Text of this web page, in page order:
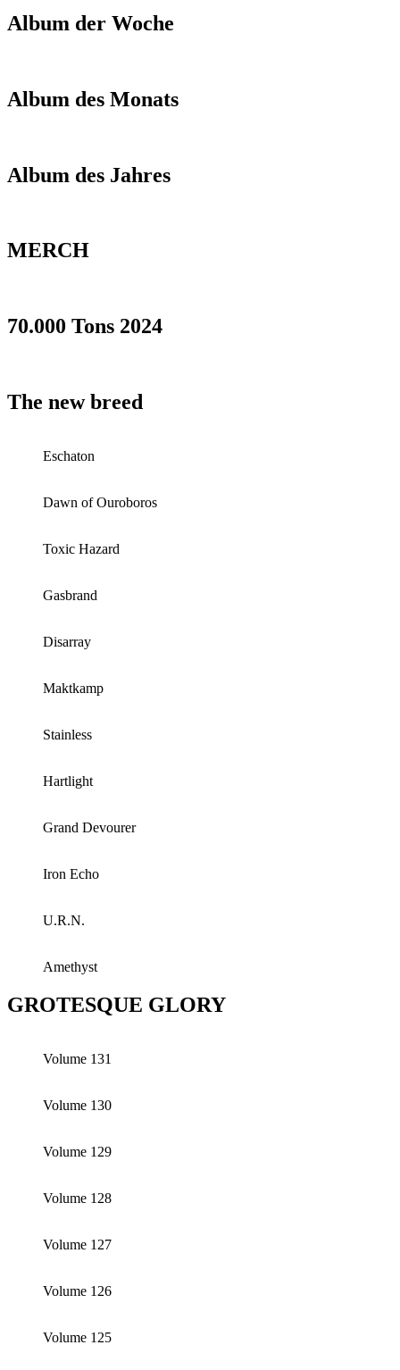
Album der Woche
Album des Monats
Album des Jahres
MERCH
70.000 Tons 2024
The new breed
Eschaton
Dawn of Ouroboros
Toxic Hazard
Gasbrand
Disarray
Maktkamp
Stainless
Hartlight
Grand Devourer
Iron Echo
U.R.N.
Amethyst
GROTESQUE GLORY
Volume 131
Volume 130
Volume 129
Volume 128
Volume 127
Volume 126
Volume 125